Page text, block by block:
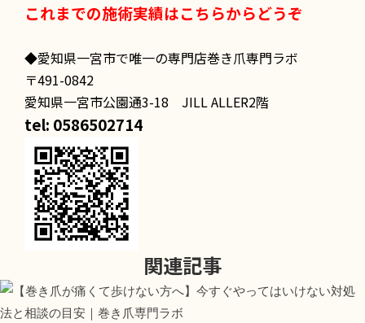
これまでの施術実績はこちらからどうぞ
◆愛知県一宮市で唯一の専門店巻き爪専門ラボ
〒491-0842
愛知県一宮市公園通3-18 JILL ALLER2階
tel: 0586502714
関連記事